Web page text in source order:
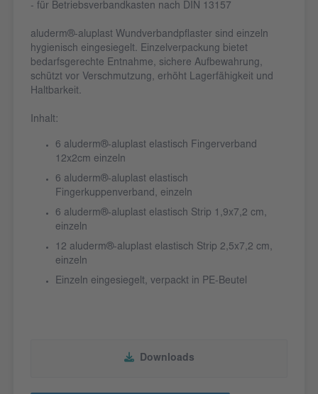
- für Betriebsverbandkasten nach DIN 13157
aluderm®-aluplast Wundverbandpflaster sind einzeln
hygienisch eingesiegelt. Einzelverpackung bietet
bedarfsgerechte Entnahme, sichere Aufbewahrung,
schützt vor Verschmutzung, erhöht Lagerfähigkeit und
Haltbarkeit.
Inhalt:
6 aluderm®-aluplast elastisch Fingerverband
12x2cm einzeln
6 aluderm®-aluplast elastisch
Fingerkuppenverband, einzeln
6 aluderm®-aluplast elastisch Strip 1,9x7,2 cm,
einzeln
12 aluderm®-aluplast elastisch Strip 2,5x7,2 cm,
einzeln
Einzeln eingesiegelt, verpackt in PE-Beutel
Downloads